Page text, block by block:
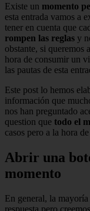
Existe un momento
esta entrada vamos a
tener en cuenta que
rompen las reglas y
obstante, si queremos
hora de consumir un
las pautas de esta
Este post lo hemos
información que
nos han preguntado
question que todo el
casos pero a la hora
Abrir una
momento
En general, la
respuesta pero